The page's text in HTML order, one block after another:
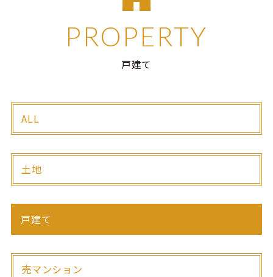
PROPERTY
戸建て
ALL
土地
戸建て
売マンション